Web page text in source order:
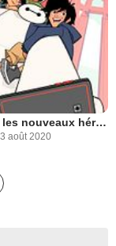
Baymax et les nouveaux héros
3 août 2020